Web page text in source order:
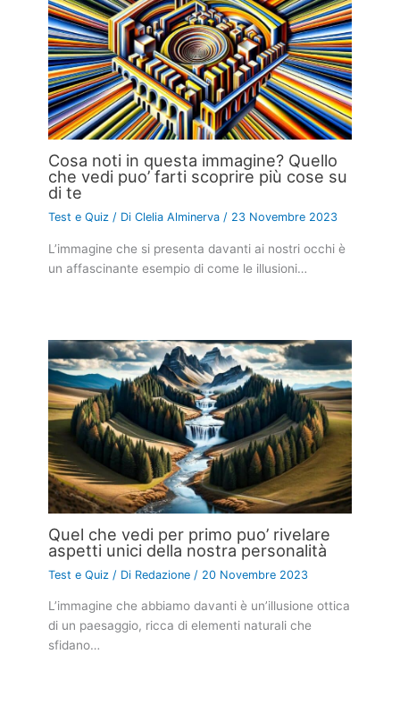
Cosa noti in questa immagine? Quello
che vedi puo’ farti scoprire più cose su
di te
Test e Quiz / DiClelia Alminerva/ 23 Novembre 2023
L’immagine che si presenta davanti ai nostri occhi è
un affascinante esempio di come le illusioni…
Quel che vedi per primo puo’ rivelare
aspetti unici della nostra personalità
Test e Quiz / Di Redazione / 20 Novembre 2023
L’immagine che abbiamo davanti è un’illusione ottica
di un paesaggio, ricca di elementi naturali che
sfidano…